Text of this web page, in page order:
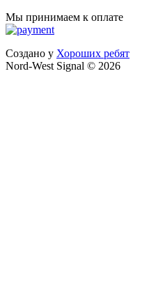
Мы принимаем к оплате
Создано у Хороших ребят
Nord-West Signal © 2026